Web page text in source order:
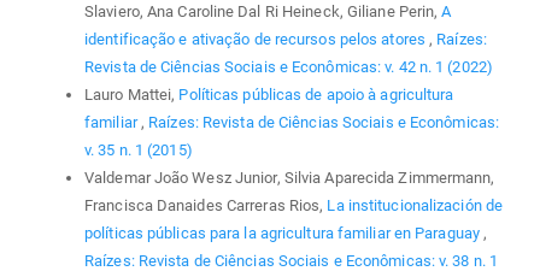
Slaviero, Ana Caroline Dal Ri Heineck, Giliane Perin,A
identificação e ativação de recursos pelos atores , Raízes:
Revista de Ciências Sociais e Econômicas: v. 42 n. 1 (2022)
Lauro Mattei, Políticas públicas de apoio à agricultura
familiar , Raízes: Revista de Ciências Sociais e Econômicas:
v. 35 n. 1 (2015)
Valdemar João Wesz Junior, Silvia Aparecida Zimmermann,
Francisca Danaides Carreras Rios, La institucionalización de
políticas públicas para la agricultura familiar en Paraguay ,
Raízes: Revista de Ciências Sociais e Econômicas: v. 38 n. 1